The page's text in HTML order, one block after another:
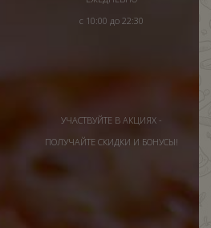
с 10:00 до 22:30
УЧАСТВУЙТЕ В АКЦИЯХ -
ПОЛУЧАЙТЕ СКИДКИ И БОНУСЫ!